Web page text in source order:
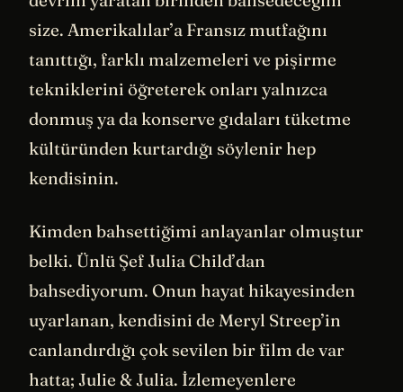
size. Amerikalılar’a Fransız mutfağını
tanıttığı, farklı malzemeleri ve pişirme
tekniklerini öğreterek onları yalnızca
donmuş ya da konserve gıdaları tüketme
kültüründen kurtardığı söylenir hep
kendisinin.
Kimden bahsettiğimi anlayanlar olmuştur
belki. Ünlü Şef Julia Child’dan
bahsediyorum. Onun hayat hikayesinden
uyarlanan, kendisini de Meryl Streep’in
canlandırdığı çok sevilen bir film de var
hatta; Julie & Julia. İzlemeyenlere